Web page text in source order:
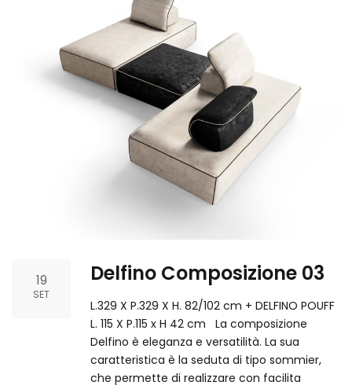
19
SET
Delfino Composizione 03
L.329 X P.329 X H. 82/102 cm + DELFINO POUFF
L. 115 X P.115 x H 42 cm La composizione
Delfino è eleganza e versatilità. La sua
caratteristica è la seduta di tipo sommier,
che permette di realizzare con facilita